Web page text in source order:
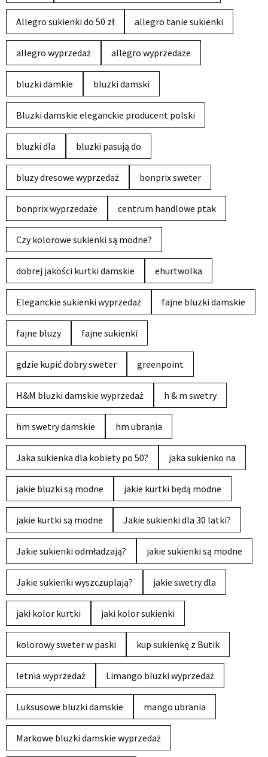
Allegro sukienki do 50 zł allegro tanie sukienki
allegro wyprzedaż allegro wyprzedaże
bluzki damkie bluzki damski
Bluzki damskie eleganckie producent polski
bluzki dla bluzki pasują do
bluzy dresowe wyprzedaż bonprix sweter
bonprix wyprzedaże centrum handlowe ptak
Czy kolorowe sukienki są modne?
dobrej jakości kurtki damskie ehurtwolka
Eleganckie sukienki wyprzedaż fajne bluzki damskie
fajne bluzy fajne sukienki
gdzie kupić dobry sweter greenpoint
H&M bluzki damskie wyprzedaż h & m swetry
hm swetry damskie hm ubrania
Jaka sukienka dla kobiety po 50? jaka sukienko na
jakie bluzki są modne jakie kurtki będą modne
jakie kurtki są modne Jakie sukienki dla 30 latki?
Jakie sukienki odmładzają? jakie sukienki są modne
Jakie sukienki wyszczuplają? jakie swetry dla
jaki kolor kurtki jaki kolor sukienki
kolorowy sweter w paski kup sukienkę z Butik
letnia wyprzedaż Limango bluzki wyprzedaż
Luksusowe bluzki damskie mango ubrania
Markowe bluzki damskie wyprzedaż